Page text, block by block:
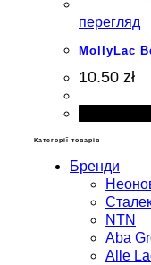
перегляд
MollyLac
10.50 zł
Категорії товарів
Бренди
NTN
Aba
Alle